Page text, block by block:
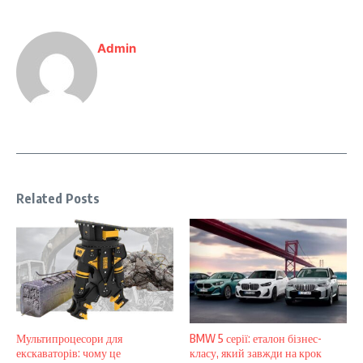
Admin
Related Posts
Мультипроцесори для
екскаваторів: чому це
BMW 5 серії: еталон бізнес-
класу, який завжди на крок